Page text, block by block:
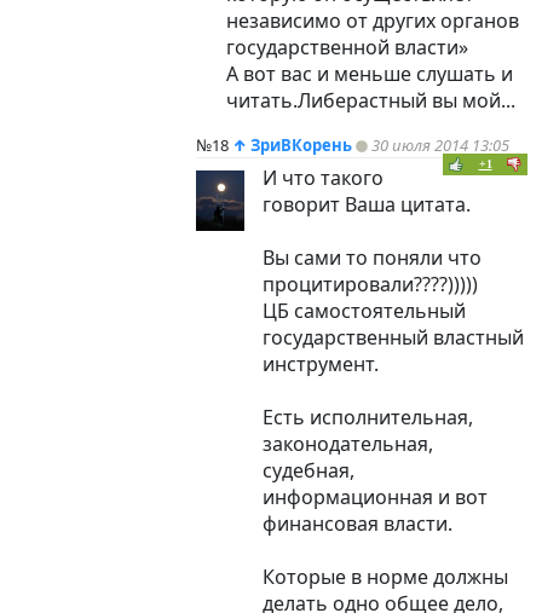
независимо от других органов
государственной власти»
А вот вас и меньше слушать и
читать.Либерастный вы мой...
№18 ↑ ЗриВКорень 30 июля 2014 13:05
+1
И что такого
говорит Ваша цитата.
Вы сами то поняли что
процитировали????)))))
ЦБ самостоятельный
государственный властный
инструмент.
Есть исполнительная,
законодательная,
судебная,
информационная и вот
финансовая власти.
Которые в норме должны
делать одно общее дело,